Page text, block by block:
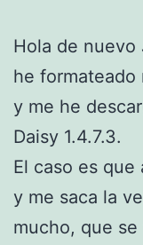
Hola de nuevo
he
y me he
Daisy 1.4.7.3.
El caso es
y me saca la
mucho, que